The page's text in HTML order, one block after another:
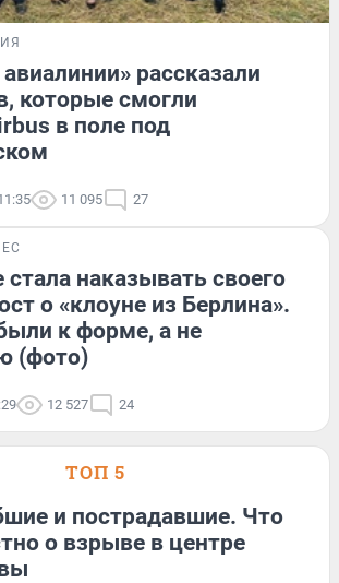
рассказали
которые смогли
в поле под
11 095 27
стала наказывать своего
о «клоуне из Берлина».
к форме, а не
(фото)
12 527 24
ТОП 5
и пострадавшие. Что
о взрыве в центре